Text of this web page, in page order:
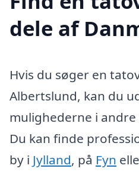
dele af
Hvis du søger en
Albertslund, kan du
mulighederne i
Du kan finde
by i Jylland, på Fyn